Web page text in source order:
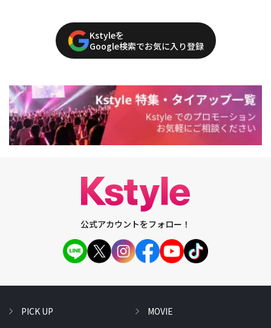
Kstyleを
Google検索でお気に入り登録
公式アカウントをフォロー！
PICK UP MOVIE